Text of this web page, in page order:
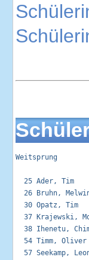
Weitsprung
25 Ader,
26 Bruhn,
30 Opatz,
37
38 Ihenetu,
54 Timm,
57 Seekamp,